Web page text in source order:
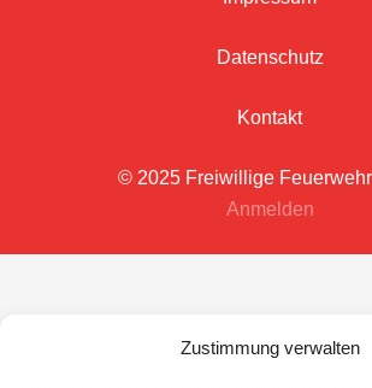
Zustimmung verwalten
Datenschutz
Kontakt
© 2025 Freiwillige
Anmelden